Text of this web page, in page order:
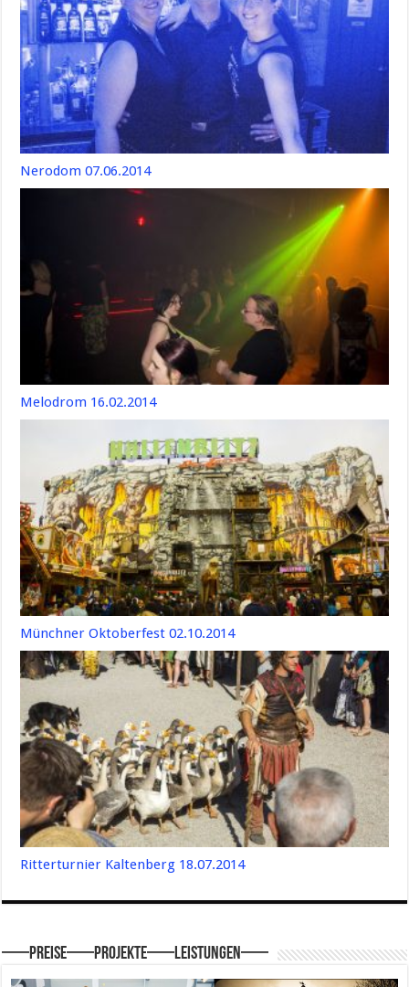
Nerodom 07.06.2014
Melodrom 16.02.2014
Münchner Oktoberfest 02.10.2014
Ritterturnier Kaltenberg 18.07.2014
—–Preise—–Projekte—–Leistungen—–